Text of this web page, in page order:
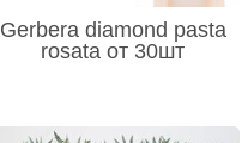
Gerbera diamond pasta
rosata от 30шт